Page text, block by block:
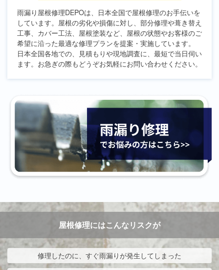
雨漏り屋根修理DEPOは、日本全国で屋根修理のお手伝いを
しています。屋根の劣化や損傷に対し、部分修理や葺き替え
工事、カバー工法、屋根塗装など、屋根の状態やお客様のご
希望に沿った最適な修理プランを提案・実施しています。
日本全国各地での、見積もりや現地調査に、最短で当日伺い
ます。お急ぎの際もどうぞお気軽にお問い合わせください。
屋根修理にはこんなリスクが
修理したのに、すぐ雨漏りが発生してしまった